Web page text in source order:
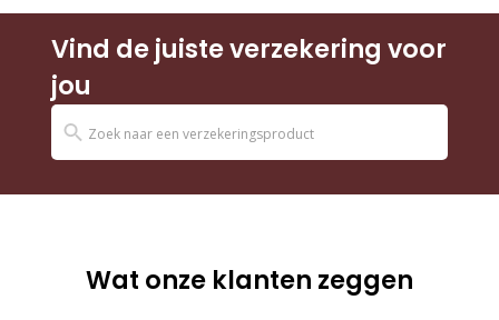
Vind de juiste verzekering voor
jou
Wat onze klanten zeggen